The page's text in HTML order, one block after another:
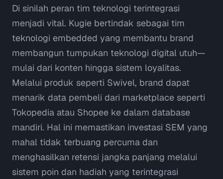
Di sinilah peran tim teknologi terintegrasi
menjadi vital. Kugie bertindak sebagai tim
teknologi embedded yang membantu brand
membangun tumpukan teknologi digital utuh—
mulai dari konten hingga sistem loyalitas.
Melalui produk seperti Swivel, brand dapat
menarik data pembeli dari marketplace seperti
Tokopedia atau Shopee ke dalam database
mandiri. Hal ini memastikan investasi SEM yang
mahal tidak terbuang percuma dan
menghasilkan retensi jangka panjang melalui
sistem poin dan hadiah yang terintegrasi